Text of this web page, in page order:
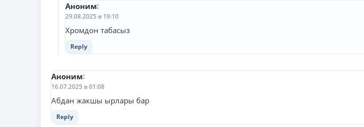
Аноним:
29.08.2025 в 19:10
Хромдон табасыз
Reply
Аноним:
16.07.2025 в 01:08
Абдан жакшы ырлары бар
Reply